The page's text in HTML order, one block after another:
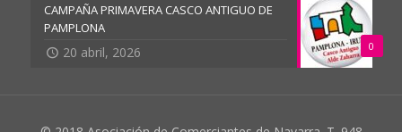
0
CAMPAÑA PRIMAVERA CASCO ANTIGUO DE
PAMPLONA
20 abril, 2026